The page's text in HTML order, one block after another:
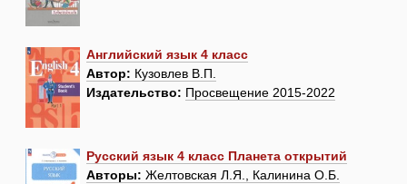
Английский язык 4 класс
Автор: Кузовлев В.П.
Издательство: Просвещение 2015-2022
Русский язык 4 класс Планета открытий
Авторы: Желтовская Л.Я., Калинина О.Б.